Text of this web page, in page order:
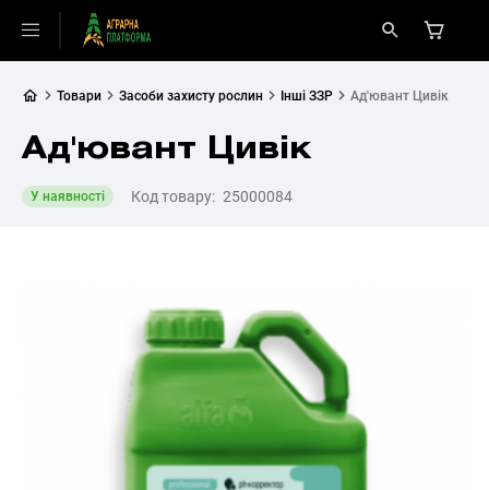
Товари Засоби захисту рослин Інші ЗЗР Ад'ювант Цивік
Ад'ювант Цивік
У наявності Код товару: 25000084